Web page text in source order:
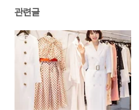
관련글